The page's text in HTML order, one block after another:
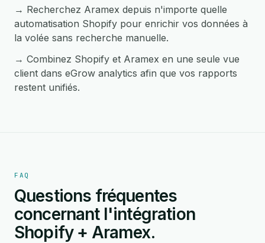
→ Recherchez Aramex depuis n'importe quelle
automatisation Shopify pour enrichir vos données à
la volée sans recherche manuelle.
→ Combinez Shopify et Aramex en une seule vue
client dans eGrow analytics afin que vos rapports
restent unifiés.
FAQ
Questions fréquentes
concernant l'intégration
Shopify + Aramex.